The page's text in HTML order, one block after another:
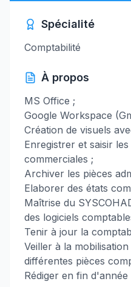
Spécialité
Comptabilité
À propos
MS Office ;
Google Workspace
Création de visuels
Enregistrer et saisir
commerciales ;
Archiver les pièces
Elaborer des états
Maîtrise du
des logiciels
Tenir à jour la
Veiller à la
différentes pièces
Rédiger en fin